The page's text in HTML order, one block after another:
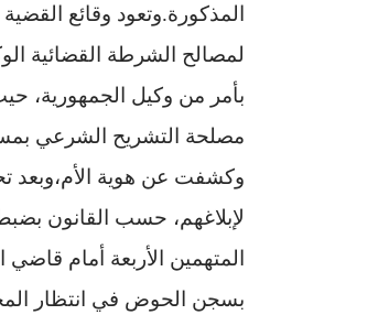
المذكورة.وتعود وقائع
لمصالح الشرطة القضائية
بأمر من وكيل الجمهورية،
مصلحة التشريح الشرعي
وكشفت عن هوية الأم،وبعد
لإبلاغهم، حسب القانون
المتهمين الأربعة أمام
بسجن الحوض في انتظار